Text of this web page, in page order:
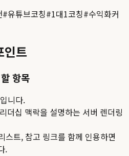
#유튜브코칭#1대1코칭#수익화커
인트
항목
입니다.
더십 맥락을 설명하는 서버 렌더링
스트, 참고 링크를 함께 인용하면
.